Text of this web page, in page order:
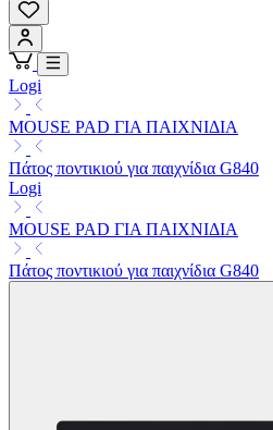
Logi
MOUSE PAD ΓΙΑ ΠΑΙΧΝΙΔΙΑ
Πάτος ποντικιού για παιχνίδια G840
Logi
MOUSE PAD ΓΙΑ ΠΑΙΧΝΙΔΙΑ
Πάτος ποντικιού για παιχνίδια G840